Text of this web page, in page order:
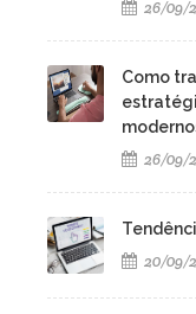
26/09/
Como
26/09/
20/09/